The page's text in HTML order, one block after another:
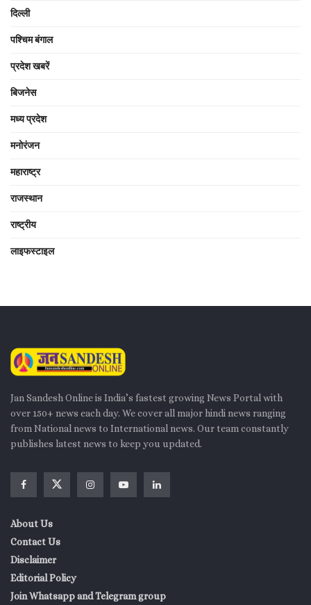
दिल्ली
पश्चिम बंगाल
प्रदेश खबरें
बिजनेस
मध्य प्रदेश
मनोरंजन
महाराष्ट्र
राजस्थान
राष्ट्रीय
लाइफस्टाइल
Jan Sandesh Online is India’s fastest growing News Portal with
over 150+ news each day. We cover all major hindi news ranging
from National news to International news. Our team constantly
publishes latest news to keep you updated.
About Us
Contact Us
Disclaimer
Editorial Policy
Join Whatsapp and Telegram group